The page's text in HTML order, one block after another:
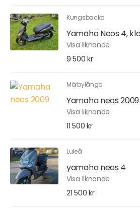
Kungsbacka
Yamaha Neos 4,
Visa liknande
9 500 kr
Mörbylånga
Yamaha neos 2009
Visa liknande
11 500 kr
Luleå
yamaha neos 4
Visa liknande
21 500 kr